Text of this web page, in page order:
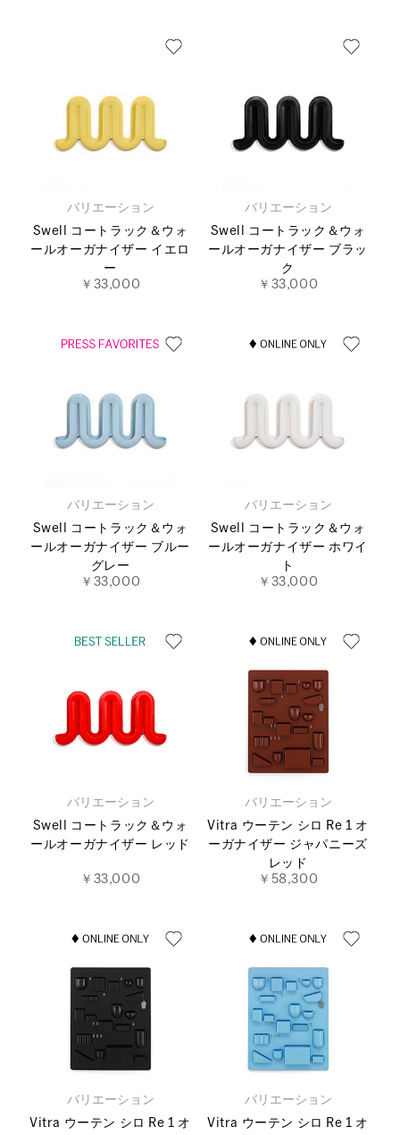
バリエーション
Swell コートラック＆ウォ
ールオーガナイザー イエロ
ー
￥33,000
バリエーション
Swell コートラック＆ウォ
ールオーガナイザー ブラッ
ク
￥33,000
バリエーション
Swell コートラック＆ウォ
ールオーガナイザー ブルー
グレー
￥33,000
バリエーション
Swell コートラック＆ウォ
ールオーガナイザー ホワイ
ト
￥33,000
バリエーション
Swell コートラック＆ウォ
ールオーガナイザー レッド
￥33,000
バリエーション
Vitra ウーテン シロ Re 1 オ
ーガナイザー ジャパニーズ
レッド
￥58,300
バリエーション
Vitra ウーテン シロ Re 1 オ
バリエーション
Vitra ウーテン シロ Re 1 オ